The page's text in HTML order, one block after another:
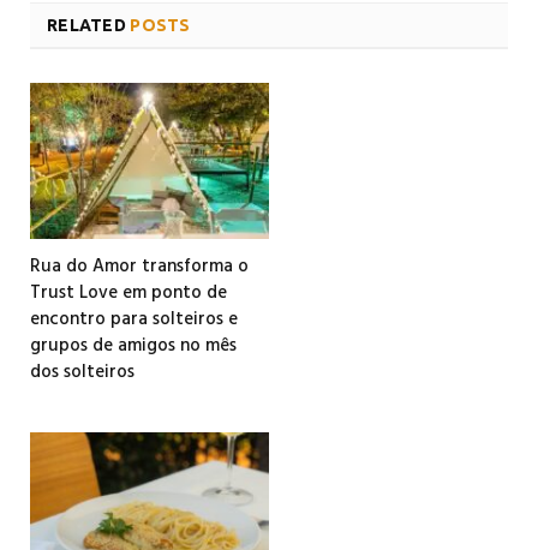
RELATED POSTS
Rua do Amor transforma o
Trust Love em ponto de
encontro para solteiros e
grupos de amigos no mês
dos solteiros